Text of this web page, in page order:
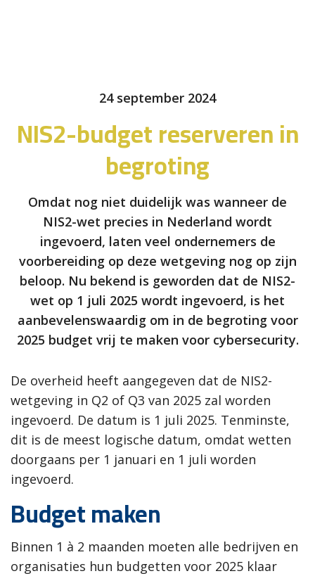
24 september 2024
NIS2-budget reserveren in
begroting
Omdat nog niet duidelijk was wanneer de
NIS2-wet precies in Nederland wordt
ingevoerd, laten veel ondernemers de
voorbereiding op deze wetgeving nog op zijn
beloop. Nu bekend is geworden dat de NIS2-
wet op 1 juli 2025 wordt ingevoerd, is het
aanbevelenswaardig om in de begroting voor
2025 budget vrij te maken voor cybersecurity.
De overheid heeft aangegeven dat de NIS2-
wetgeving in Q2 of Q3 van 2025 zal worden
ingevoerd. De datum is 1 juli 2025. Tenminste,
dit is de meest logische datum, omdat wetten
doorgaans per 1 januari en 1 juli worden
ingevoerd.
Budget maken
Binnen 1 à 2 maanden moeten alle bedrijven en
organisaties hun budgetten voor 2025 klaar